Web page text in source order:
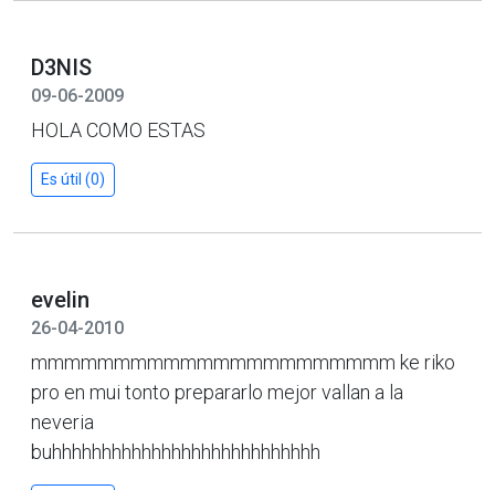
D3NIS
09-06-2009
HOLA COMO ESTAS
Es útil (0)
evelin
26-04-2010
mmmmmmmmmmmmmmmmmmmmmm ke riko
pro en mui tonto prepararlo mejor vallan a la
neveria
buhhhhhhhhhhhhhhhhhhhhhhhhhhh